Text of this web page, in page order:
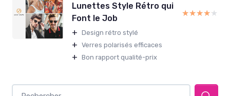
Lunettes Style Rétro qui
Font le Job
+ Design rétro stylé
+ Verres polarisés efficaces
+ Bon rapport qualité-prix
★★★★★
★★★★★